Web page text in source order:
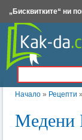
Начало » Рецепти »
Медени
Insert.bg
„Бисквитките“ ни